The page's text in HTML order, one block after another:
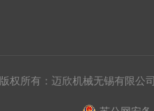
版权所有：迈欣机械无锡有限